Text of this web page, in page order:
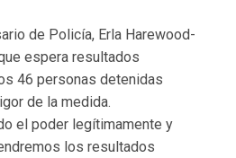
de Policía, Erla Harewood-
espera resultados
46 personas detenidas
de la medida.
el poder legítimamente y
los resultados